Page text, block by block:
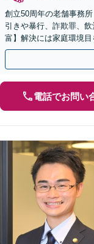
創立50周年の老舗事務
引きや暴行、詐欺罪、
富】解決には家庭環境
の整備等具体的にアド
電話でお問い